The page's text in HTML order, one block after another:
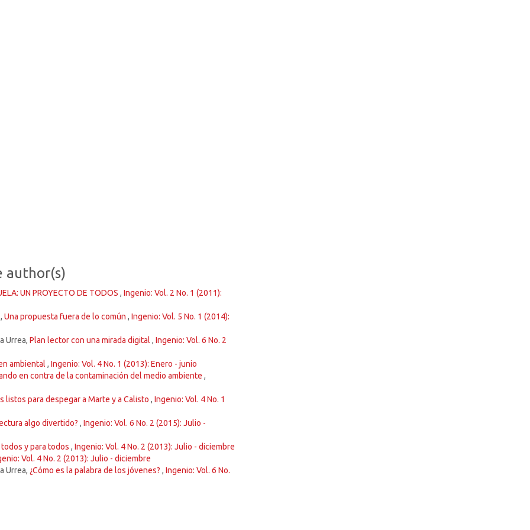
author(s)
UN PROYECTO DE TODOS , Ingenio: Vol. 2 No. 1 (2011):
Una propuesta fuera de lo común , Ingenio: Vol. 5 No. 1 (2014):
Urrea, Plan lector con una mirada digital , Ingenio: Vol. 6 No. 2
ambiental , Ingenio: Vol. 4 No. 1 (2013): Enero - junio
en contra de la contaminación del medio ambiente ,
listos para despegar a Marte y a Calisto , Ingenio: Vol. 4 No. 1
algo divertido? , Ingenio: Vol. 6 No. 2 (2015): Julio -
y para todos , Ingenio: Vol. 4 No. 2 (2013): Julio - diciembre
Vol. 4 No. 2 (2013): Julio - diciembre
Urrea, ¿Cómo es la palabra de los jóvenes? , Ingenio: Vol. 6 No.